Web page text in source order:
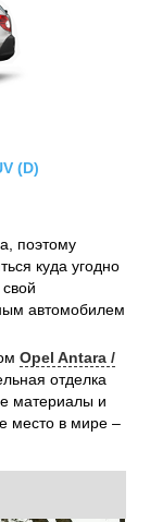
(D)
поэтому
куда угодно
автомобилем
Opel Antara /
отделка
материалы и
место в мире –